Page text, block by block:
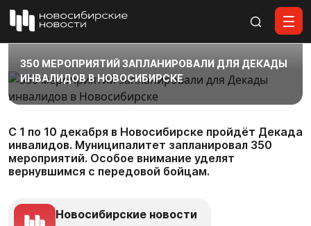
350 МЕРОПРИЯТИЙ ЗАПЛАНИРОВАЛИ ДЛЯ ДЕКАДЫ
ИНВАЛИДОВ В НОВОСИБИРСКЕ
С 1 по 10 декабря в Новосибирске пройдёт Декада
инвалидов. Муниципалитет запланировал 350
мероприятий. Особое внимание уделят
вернувшимся с передовой бойцам.
Новосибирские новости